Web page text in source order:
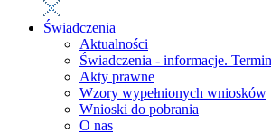
Świadczenia
Aktualności
Świadczenia - informacje.
Akty prawne
Wzory wypełnionych wniosków
Wnioski do pobrania
O nas